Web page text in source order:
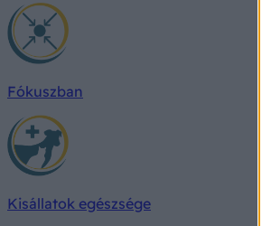
Fókuszban
Kisállatok egészsége